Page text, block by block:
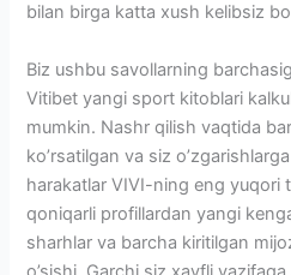
bilan birga katta xush kelibsiz
Biz ushbu savollarning
Vitibet yangi sport kitoblari
mumkin. Nashr qilish vaqtida
ko’rsatilgan va siz
harakatlar VIVI-ning eng yuqori
qoniqarli profillardan yangi
sharhlar va barcha kiritilgan